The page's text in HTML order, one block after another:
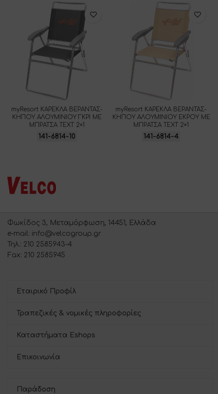
myResort ΚΑΡΕΚΛΑ ΒΕΡΑΝΤΑΣ-
ΚΗΠΟΥ ΑΛΟΥΜΙΝΙΟΥ ΓΚΡΙ ΜΕ
ΜΠΡΑΤΣΑ ΤΕΧΤ 2×1
141-6814-10
myResort ΚΑΡΕΚΛΑ ΒΕΡΑΝΤΑΣ-
ΚΗΠΟΥ ΑΛΟΥΜΙΝΙΟΥ ΕΚΡΟΥ ΜΕ
ΜΠΡΑΤΣΑ ΤΕΧΤ 2×1
141-6814-4
Φωκίδος 3, Μεταμόρφωση, 14451, Ελλάδα
e-mail: info@velcogroup.gr
Τηλ.: 210 2585943-4
Fax: 210 2585945
Εταιρικό Προφίλ
Τραπεζικές & νομικές πληροφορίες
Καταστήματα Eshops
Επικοινωνία
Παράδοση